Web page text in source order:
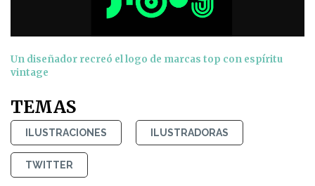
Un diseñador recreó el logo de marcas top con espíritu
vintage
TEMAS
ILUSTRACIONES ILUSTRADORAS
TWITTER